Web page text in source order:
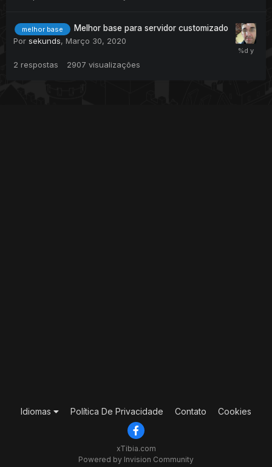
melhor base
Melhor base para servidor customizado
Por sekunds, Março 30, 2020
2 respostas 2907 visualizações
Idiomas Política De Privacidade Contato Cookies
xTibia.com
Powered by Invision Community